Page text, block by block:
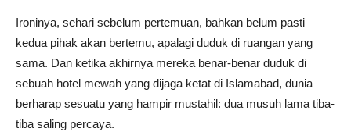
Ironinya, sehari sebelum pertemuan, bahkan belum pasti
kedua pihak akan bertemu, apalagi duduk di ruangan yang
sama. Dan ketika akhirnya mereka benar-benar duduk di
sebuah hotel mewah yang dijaga ketat di Islamabad, dunia
berharap sesuatu yang hampir mustahil: dua musuh lama tiba-
tiba saling percaya.